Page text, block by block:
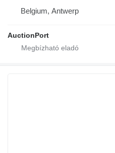
Belgium, Antwerp
AuctionPort